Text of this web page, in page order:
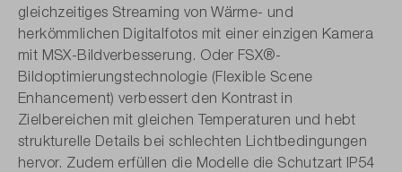
gleichzeitiges Streaming von Wärme- und
herkömmlichen Digitalfotos mit einer einzigen Kamera
mit MSX-Bild­verbesserung. Oder FSX®-
Bildoptimierungstechnologie (Flexible Scene
Enhancement) verbessert den Kontrast in
Zielbereichen mit gleichen Temperaturen und hebt
strukturelle Details bei schlechten Lichtbedingungen
hervor. Zudem erfüllen die Modelle die Schutzart IP54